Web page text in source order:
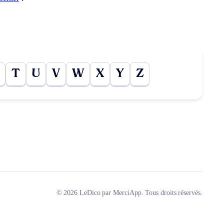
T U V W X Y Z
© 2026 LeDico par MerciApp. Tous droits réservés.